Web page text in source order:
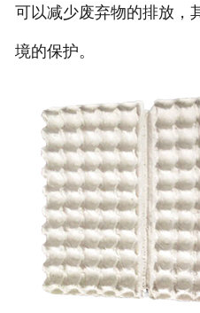
可以减少废弃物的排放，
境的保护。